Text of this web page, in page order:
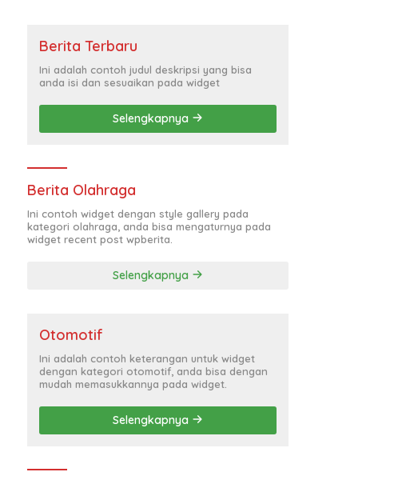
Berita Terbaru
Ini adalah contoh judul deskripsi yang bisa
anda isi dan sesuaikan pada widget
Selengkapnya
Berita Olahraga
Ini contoh widget dengan style gallery pada
kategori olahraga, anda bisa mengaturnya pada
widget recent post wpberita.
Selengkapnya
Otomotif
Ini adalah contoh keterangan untuk widget
dengan kategori otomotif, anda bisa dengan
mudah memasukkannya pada widget.
Selengkapnya